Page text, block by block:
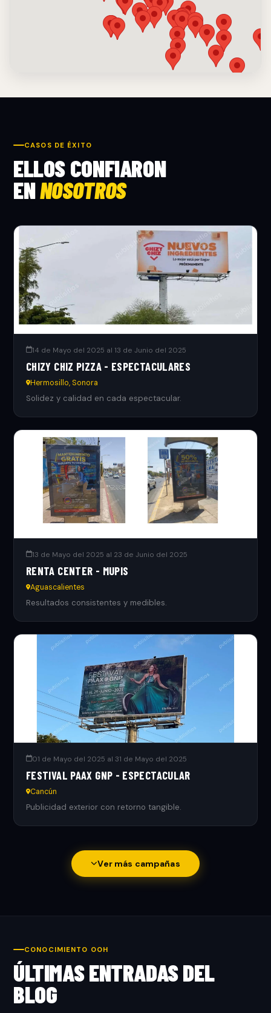
CASOS DE ÉXITO
ELLOS CONFIARON
ENNOSOTROS
14 de Mayo del 2025 al 13 de Junio del 2025
CHIZY CHIZ PIZZA - ESPECTACULARES
Hermosillo, Sonora
Solidez y calidad en cada espectacular.
13 de Mayo del 2025 al 23 de Junio del 2025
RENTA CENTER - MUPIS
Aguascalientes
Resultados consistentes y medibles.
01 de Mayo del 2025 al 31 de Mayo del 2025
FESTIVAL PAAX GNP - ESPECTACULAR
Cancún
Publicidad exterior con retorno tangible.
Ver más campañas
CONOCIMIENTO OOH
ÚLTIMAS ENTRADAS DEL
BLOG